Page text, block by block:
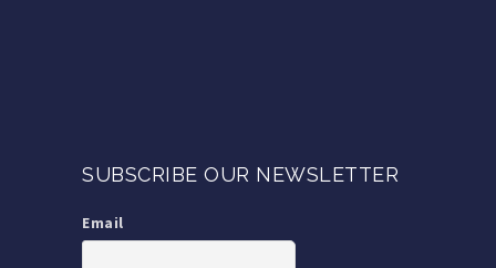
SUBSCRIBE OUR NEWSLETTER
Email